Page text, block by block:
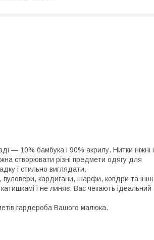
— 10% бамбука і 90% акрилу. Нитки ніжні і
створювати різні предмети одягу для
і стильно виглядати.
кардигани, шарфи, ковдри та інші
і не линяє. Вас чекають ідеальний
гардероба Вашого малюка.